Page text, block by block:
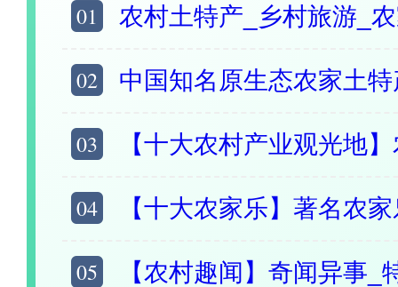
01 农村土特产_乡村旅游_农家乐_农村创业
02 中国知名原生态农家土特产推荐 初级农产
03 【十大农村产业观光地】农业示范景点
04 【十大农家乐】著名农家乐农庄_主
05 【农村趣闻】奇闻异事_特色风俗_禁